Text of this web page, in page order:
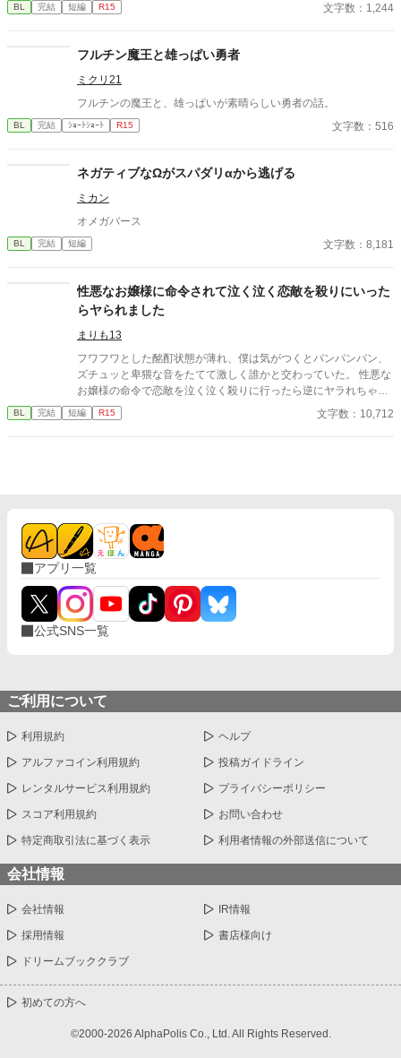
BL 完結 短編 R15 文字数：1,244
フルチン魔王と雄っぱい勇者
ミクリ21
フルチンの魔王と、雄っぱいが素晴らしい勇者の話。
BL 完結 ｼｮｰﾄｼｮｰﾄ R15 文字数：516
ネガティブなΩがスパダリαから逃げる
ミカン
オメガバース
BL 完結 短編 文字数：8,181
性悪なお嬢様に命令されて泣く泣く恋敵を殺りにいった
らヤられました
まりも13
フワフワとした酩酊状態が薄れ、僕は気がつくとパンパンパン、
ズチュッと卑猥な音をたてて激しく誰かと交わっていた。 性悪な
お嬢様の命令で恋敵を泣く泣く殺りに行ったら逆にヤラれちゃっ
た、ちょっとアホな子の話です。 （ムーンライトノベルにも掲載
しています）
BL 完結 短編 R15 文字数：10,712
アプリ一覧
公式SNS一覧
ご利用について
利用規約 ヘルプ
アルファコイン利用規約 投稿ガイドライン
レンタルサービス利用規約 プライバシーポリシー
スコア利用規約 お問い合わせ
特定商取引法に基づく表示 利用者情報の外部送信について
会社情報
会社情報 IR情報
採用情報 書店様向け
ドリームブッククラブ
初めての方へ
©2000-2026 AlphaPolis Co., Ltd. All Rights Reserved.